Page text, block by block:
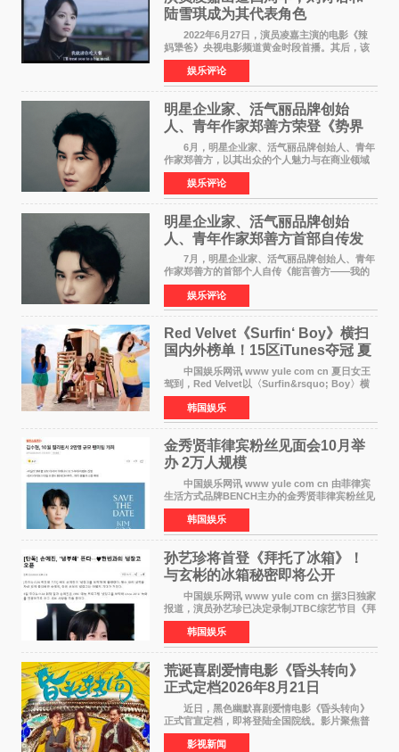
陆雪琪成为其代表角色
2022年6月27日，演员凌嘉主演的电影《辣
妈犟爸》央视电影频道黄金时段首播。其后，该
电影在央视电影频道多次复播（2022年8月10
日，2022年9月30日，2023年7月17日，2025年7
月14日）。除了多次复
娱乐评论
明星企业家、活气丽品牌创始
人、青年作家郑善方荣登《势界
POWERCIRCLES》6月刊
6月，明星企业家、活气丽品牌创始人、青年
作家郑善方，以其出众的个人魅力与在商业领域
的卓越建树，成功登上《势界
POWERCIRCLES》，展现了他在时尚与商业领
域的双重影响力。 明星企业家、青
娱乐评论
明星企业家、活气丽品牌创始
人、青年作家郑善方首部自传发
布， 书写跨界创业者的成长答卷
7月，明星企业家、活气丽品牌创始人、青年
作家郑善方的首部个人自传《能言善方——我的
跨界人生》正式发行。这本书以他的人生轨迹为
脉络，首次完整公开了从逐梦少年到横跨美业、
公益等多领域的
娱乐评论
Red Velvet《Surfin‘ Boy》横扫
国内外榜单！15区iTunes夺冠 夏
日女王强势回归
中国娱乐网讯 www yule com cn 夏日女王
驾到，Red Velvet以〈Surfin&rsquo; Boy〉横
扫国内外榜单，获得音乐粉丝的热烈反响。
Red Velvet于3日发行了夏日迷你专辑《Velvet
Summer》，
韩国娱乐
金秀贤菲律宾粉丝见面会10月举
办 2万人规模
中国娱乐网讯 www yule com cn 由菲律宾
生活方式品牌BENCH主办的金秀贤菲律宾粉丝见
面会，将于10月2日在马尼拉SM Mall of
Asia（MOA）竞技场举行，预计规模达2万人。
这也是金秀贤自去年陷
韩国娱乐
孙艺珍将首登《拜托了冰箱》！
与玄彬的冰箱秘密即将公开
中国娱乐网讯 www yule com cn 据3日独家
报道，演员孙艺珍已决定录制JTBC综艺节目《拜
托了冰箱》，目前正在协调具体细节。这是孙艺
珍首次公开个人冰箱，也是她婚后首次以玄彬的
妻子身份参与
韩国娱乐
荒诞喜剧爱情电影《昏头转向》
正式定档2026年8月21日
近日，黑色幽默喜剧爱情电影《昏头转向》
正式官宣定档，即将登陆全国院线。影片聚焦普
通人的荒诞生活，以戏谑诙谐的镜头语言、反转
不断的剧情，融合爆笑喜剧与细腻爱情元素，打
影视新闻